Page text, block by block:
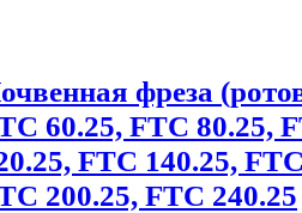
фреза
60.25, FTC 80.25,
FTC 140.25,
200.25, FTC 240.25